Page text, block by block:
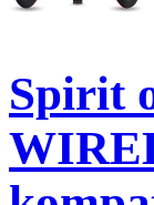
Spirit